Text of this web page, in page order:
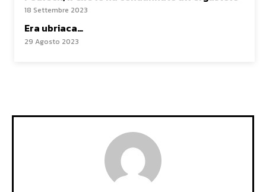
18 Settembre 2023
Era ubriaca…
29 Agosto 2023